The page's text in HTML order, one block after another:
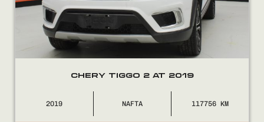
CHERY TIGGO 2 AT 2019
2019 NAFTA 117756